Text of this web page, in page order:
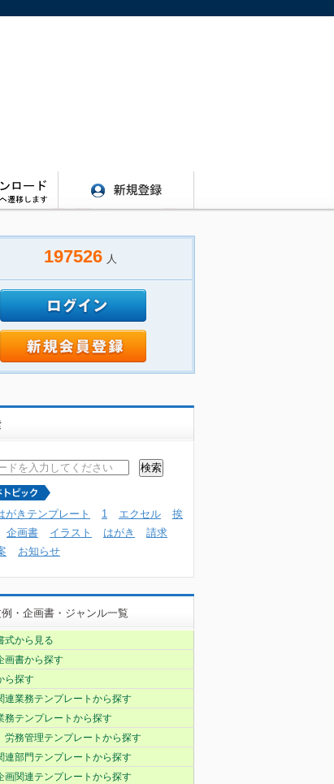
197526 人
がきテンプレート 1 エクセル
挨
企画書 イラスト はがき
請求
お知らせ
・企画書・ジャンル一覧
式から見る
画書から探す
ら探す
連業務テンプレートから探す
務テンプレートから探す
労務管理テンプレートから探す
連部門テンプレートから探す
画関連テンプレートから探す